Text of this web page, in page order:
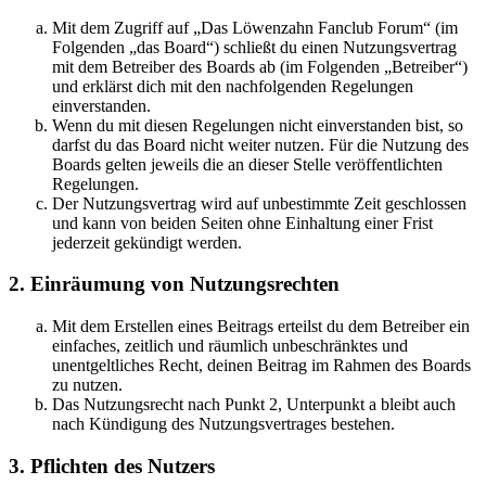
Mit dem Zugriff auf „Das Löwenzahn Fanclub Forum“ (im
Folgenden „das Board“) schließt du einen Nutzungsvertrag
mit dem Betreiber des Boards ab (im Folgenden „Betreiber“)
und erklärst dich mit den nachfolgenden Regelungen
einverstanden.
Wenn du mit diesen Regelungen nicht einverstanden bist, so
darfst du das Board nicht weiter nutzen. Für die Nutzung des
Boards gelten jeweils die an dieser Stelle veröffentlichten
Regelungen.
Der Nutzungsvertrag wird auf unbestimmte Zeit geschlossen
und kann von beiden Seiten ohne Einhaltung einer Frist
jederzeit gekündigt werden.
2. Einräumung von Nutzungsrechten
Mit dem Erstellen eines Beitrags erteilst du dem Betreiber ein
einfaches, zeitlich und räumlich unbeschränktes und
unentgeltliches Recht, deinen Beitrag im Rahmen des Boards
zu nutzen.
Das Nutzungsrecht nach Punkt 2, Unterpunkt a bleibt auch
nach Kündigung des Nutzungsvertrages bestehen.
3. Pflichten des Nutzers